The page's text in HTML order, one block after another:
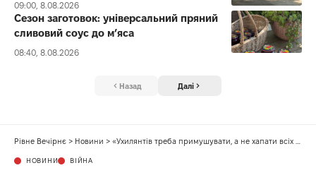
09:00, 8.08.2026
Сезон заготовок: універсальний пряний
сливовий соус до мʼяса
08:40, 8.08.2026
Назад Далі
Рівне Вечірнє > Новини > «Ухилянтів треба примушувати, а не хапати всіх підряд» — нардепка з Рівного про реформу мобілізації
НОВИНИ ВІЙНА